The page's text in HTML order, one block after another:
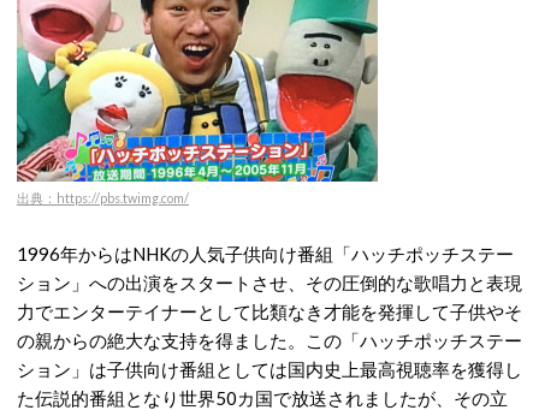
出典：https://pbs.twimg.com/
1996年からはNHKの人気子供向け番組「ハッチポッチステー
ション」への出演をスタートさせ、その圧倒的な歌唱力と表現
力でエンターテイナーとして比類なき才能を発揮して子供やそ
の親からの絶大な支持を得ました。この「ハッチポッチステー
ション」は子供向け番組としては国内史上最高視聴率を獲得し
た伝説的番組となり世界50カ国で放送されましたが、その立